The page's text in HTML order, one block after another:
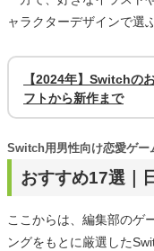
ャラクターデザインで選
【2024年】Switchの
フトから新作まで
おすすめ17選｜
Switch用男性向け恋愛ゲー
ここからは、編集部のゲ
ングをもとに厳選した